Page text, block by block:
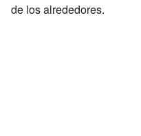
de los alrededores.